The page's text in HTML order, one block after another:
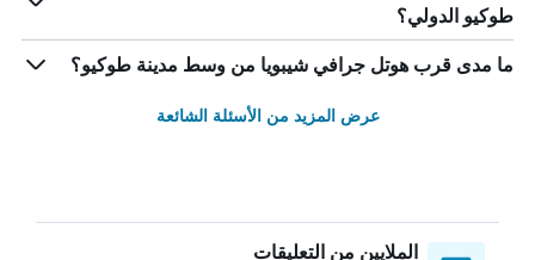
طوكيو الدولي؟
ما مدى قرب هوتل جرافي شيبويا من وسط مدينة طوكيو؟
عرض المزيد من الأسئلة الشائعة
الملايين من التعليقات